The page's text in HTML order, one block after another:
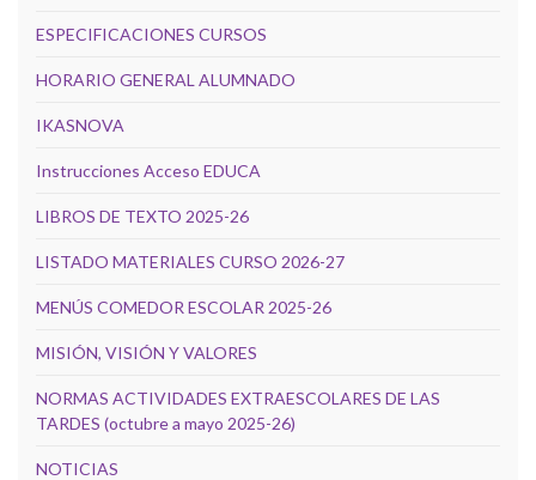
ESPECIFICACIONES CURSOS
HORARIO GENERAL ALUMNADO
IKASNOVA
Instrucciones Acceso EDUCA
LIBROS DE TEXTO 2025-26
LISTADO MATERIALES CURSO 2026-27
MENÚS COMEDOR ESCOLAR 2025-26
MISIÓN, VISIÓN Y VALORES
NORMAS ACTIVIDADES EXTRAESCOLARES DE LAS
TARDES (octubre a mayo 2025-26)
NOTICIAS